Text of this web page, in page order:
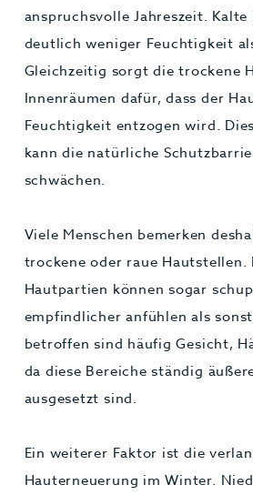
anspruchsvolle Jahreszeit.
deutlich weniger Feuchtigkeit
Gleichzeitig sorgt die trockene
Innenräumen dafür, dass der
Feuchtigkeit entzogen wird.
kann die natürliche
schwächen.
Viele Menschen bemerken
trockene oder raue Hautstellen.
Hautpartien können sogar
empfindlicher anfühlen als
betroffen sind häufig Gesicht,
da diese Bereiche ständig
ausgesetzt sind.
Ein weiterer Faktor ist die
Hauterneuerung im Winter.